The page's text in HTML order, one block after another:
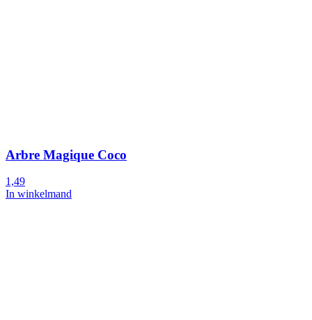
Arbre Magique Coco
1,49
In winkelmand